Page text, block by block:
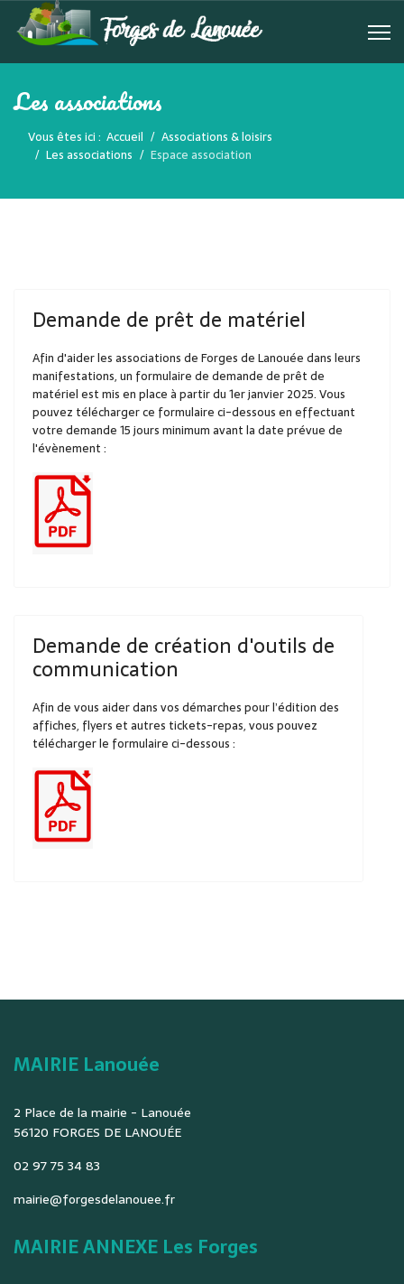
Les associations
Vous êtes ici : Accueil
Associations & loisirs
Les associations
Espace association
Demande de prêt de matériel
Afin d'aider les associations de Forges de Lanouée dans leurs
manifestations, un formulaire de demande de prêt de
matériel est mis en place à partir du 1er janvier 2025. Vous
pouvez télécharger ce formulaire ci-dessous en effectuant
votre demande 15 jours minimum avant la date prévue de
l'évènement :
Demande de création d'outils de
communication
Afin de vous aider dans vos démarches pour l’édition des
affiches, flyers et autres tickets-repas, vous pouvez
télécharger le formulaire ci-dessous :
MAIRIE Lanouée
2 Place de la mairie - Lanouée
56120 FORGES DE LANOUÉE
02 97 75 34 83
mairie@forgesdelanouee.fr
MAIRIE ANNEXE Les Forges